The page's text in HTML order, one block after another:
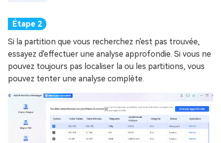
Si la partition que vous recherchez n'est pas trouvée,
essayez d'effectuer une analyse approfondie. Si vous ne
pouvez toujours pas localiser la ou les partitions, vous
pouvez tenter une analyse complète.